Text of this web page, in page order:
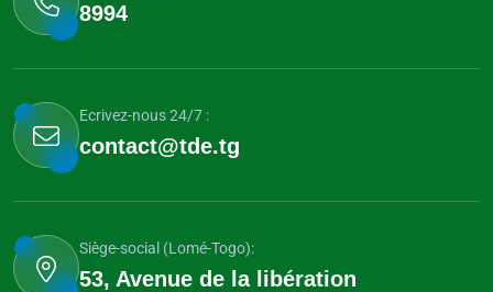
8994
Ecrivez-nous 24/7 :
contact@tde.tg
Siège-social (Lomé-Togo):
53, Avenue de la libération